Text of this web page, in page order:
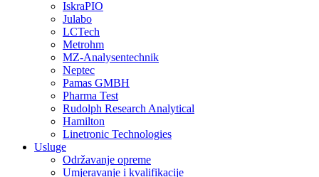
IskraPIO
Julabo
LCTech
Metrohm
MZ-Analysentechnik
Neptec
Pamas GMBH
Pharma Test
Rudolph Research Analytical
Hamilton
Linetronic Technologies
Usluge
Održavanje opreme
Umjeravanje i kvalifikacije